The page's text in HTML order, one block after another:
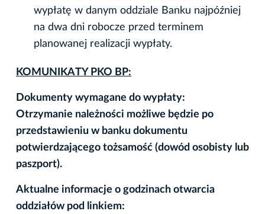
wypłatę w danym oddziale Banku najpóźniej
na dwa dni robocze przed terminem
planowanej realizacji wypłaty.
KOMUNIKATY PKO BP:
Dokumenty wymagane do wypłaty:
Otrzymanie należności możliwe będzie po
przedstawieniu w banku dokumentu
potwierdzającego tożsamość (dowód osobisty lub
paszport).
Aktualne informacje o godzinach otwarcia
oddziałów pod linkiem: